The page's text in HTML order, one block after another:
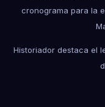
cronograma para la
Historiador destaca el